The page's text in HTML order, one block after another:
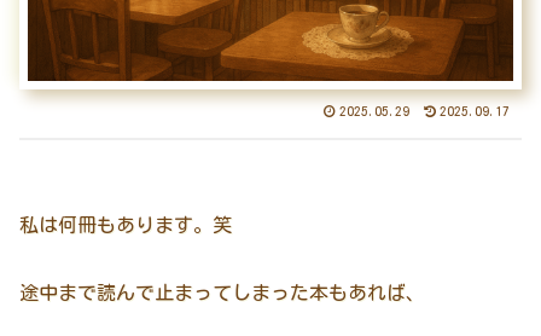
2025.05.29 2025.09.17
私は何冊もあります。笑
途中まで読んで止まってしまった本もあれば、